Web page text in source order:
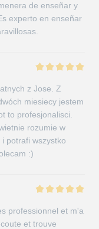
de enseñar y
experto en enseñar
z Jose. Z
miesiecy jestem
to profesjonalisci.
rozumie w
potrafi wszystko
:)
professionnel et m'a
et trouve